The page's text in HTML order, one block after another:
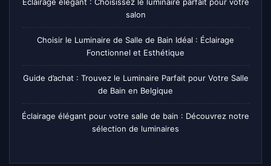
salon
Choisir le Luminaire de Salle de Bain Idéal : Éclairage
Fonctionnel et Esthétique
Guide d’achat : Trouvez le Luminaire Parfait pour Votre Salle
de Bain en Belgique
Éclairage élégant pour votre salle de bain : Découvrez notre
sélection de luminaires